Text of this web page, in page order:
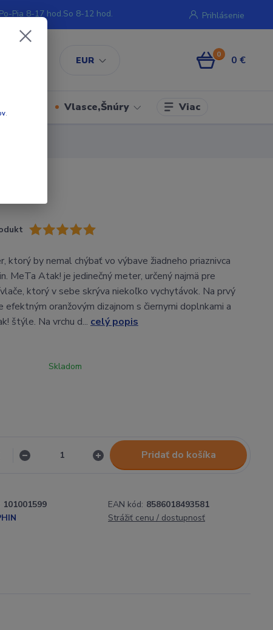
EUR
Prihlásenie
Po-Pia 8-17 hod.So 8-12 hod.
0 0 €
Vlasce,Šnúry Viac
ktorý by nemal chýbať vo výbave žiadneho priaznivca
MeTa Atak! je jedinečný meter, určený najmä pre
ktorý v sebe skrýva niekoľko vychytávok. Na prvý
efektným oranžovým dizajnom s čiernymi doplnkami a
štýle. Na vrchu d... celý popis
Skladom
Pridať do košíka
101001599 EAN kód: 8586018493581
Strážiť cenu / dostupnosť
.